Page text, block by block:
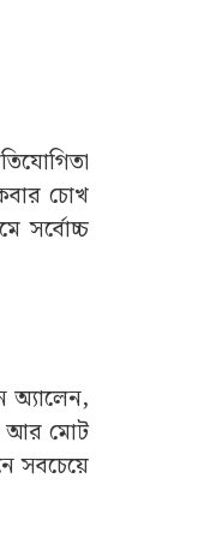
চোখ
সর্বোচ্চ
অ্যালেন,
আর মোট
সবচেয়ে